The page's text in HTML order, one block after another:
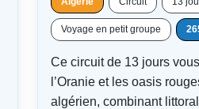
Voyage en petit groupe
Ce circuit de 13 jours
l’Oranie et les oasis
algérien, combinant